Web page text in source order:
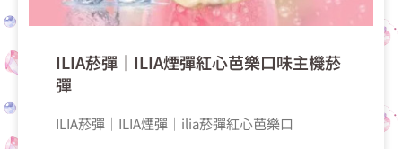
ILIA菸彈│ILIA煙彈紅心芭樂口味主機菸
彈
ILIA菸彈│ILIA煙彈│ilia菸彈紅心芭樂口